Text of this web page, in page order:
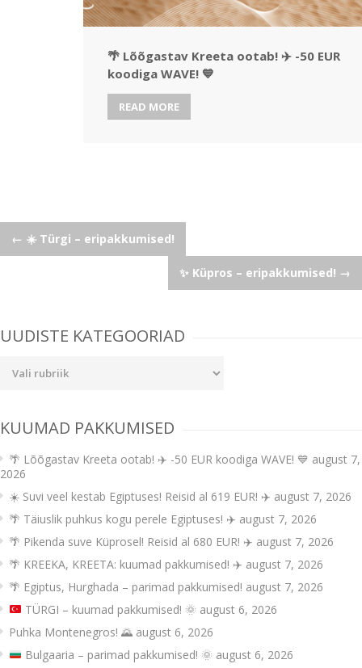
🌴 Lõõgastav Kreeta ootab! ✈️ -50 EUR
koodiga WAVE! 💙
READ MORE
Post
← ☀️ Türgi – eripakkumised!
✨ Küpros – eripakkumised! →
UUDISTE KATEGOORIAD
KUUMAD PAKKUMISED
🌴 Lõõgastav Kreeta ootab! ✈️ -50 EUR koodiga WAVE! 💙 august 7,
2026
☀️ Suvi veel kestab Egiptuses! Reisid al 619 EUR! ✈️ august 7, 2026
🌴 Täiuslik puhkus kogu perele Egiptuses! ✈️ august 7, 2026
🌴 Pikenda suve Küprosel! Reisid al 680 EUR! ✈️ august 7, 2026
🌴 KREEKA, KREETA: kuumad pakkumised! ✈️ august 7, 2026
🌴 Egiptus, Hurghada – parimad pakkumised! august 7, 2026
TÜRGI – kuumad pakkumised! 🌞 august 6, 2026
Puhka Montenegros! 🌄 august 6, 2026
Bulgaaria – parimad pakkumised! 🌞 august 6, 2026